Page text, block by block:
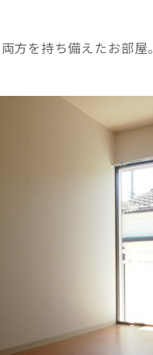
方を持ち備えたお部屋